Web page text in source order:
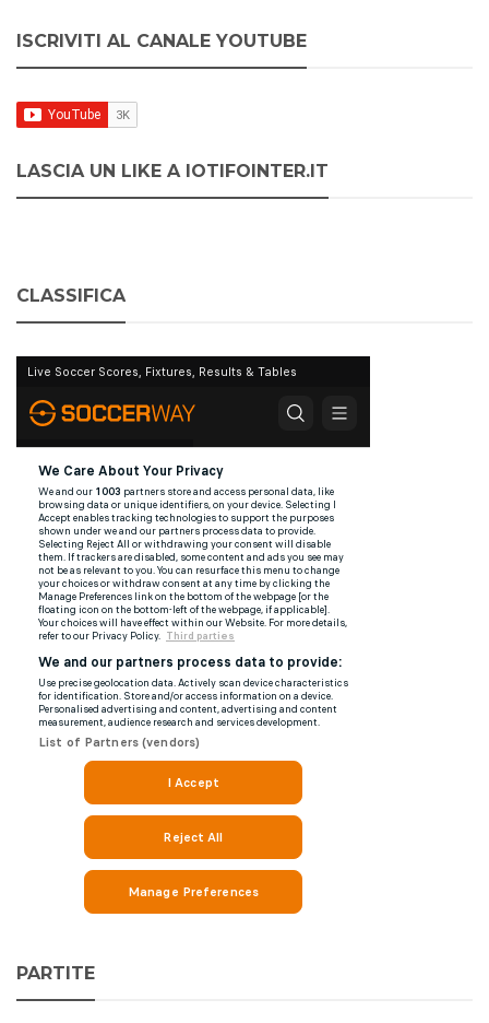
ISCRIVITI AL CANALE YOUTUBE
LASCIA UN LIKE A IOTIFOINTER.IT
CLASSIFICA
PARTITE